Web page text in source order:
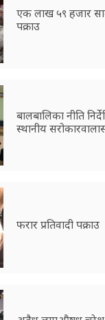
एक लाख ५९ हजार
पक्राउ
बालबालिका नीति
स्थानीय
फरार प्रतिवादी पक्राउ